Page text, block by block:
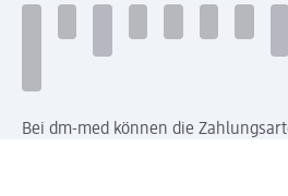
Bei dm-med können die